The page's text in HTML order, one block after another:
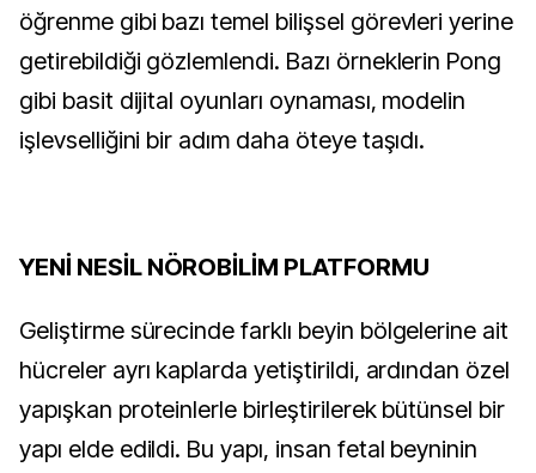
öğrenme gibi bazı temel bilişsel görevleri yerine
getirebildiği gözlemlendi. Bazı örneklerin Pong
gibi basit dijital oyunları oynaması, modelin
işlevselliğini bir adım daha öteye taşıdı.
YENİ NESİL NÖROBİLİM PLATFORMU
Geliştirme sürecinde farklı beyin bölgelerine ait
hücreler ayrı kaplarda yetiştirildi, ardından özel
yapışkan proteinlerle birleştirilerek bütünsel bir
yapı elde edildi. Bu yapı, insan fetal beyninin